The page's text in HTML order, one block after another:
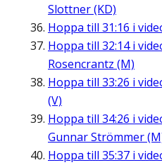
Slottner (KD)
Hoppa till 31:16 i
Hoppa till 32:14i
Rosencrantz (M)
Hoppa till 33:26 i
(V)
Hoppa till 34:26 i
Gunnar Strömmer
Hoppa till 35:37 i